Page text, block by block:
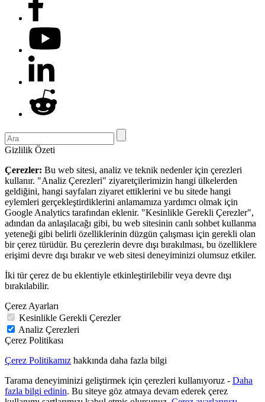
Gizlilik Özeti
Çerezler: Bu web sitesi, analiz ve teknik nedenler için çerezleri
kullanır. "Analiz Çerezleri" ziyaretçilerimizin hangi ülkelerden
geldiğini, hangi sayfaları ziyaret ettiklerini ve bu sitede hangi
eylemleri gerçekleştirdiklerini anlamamıza yardımcı olmak için
Google Analytics tarafından eklenir. "Kesinlikle Gerekli Çerezler",
adından da anlaşılacağı gibi, bu web sitesinin canlı sohbet kullanma
yeteneği gibi belirli özelliklerinin düzgün çalışması için gerekli olan
bir çerez türüdür. Bu çerezlerin devre dışı bırakılması, bu özelliklere
erişimi devre dışı bırakır ve web sitesi deneyiminizi olumsuz etkiler.
İki tür çerez de bu eklentiyle etkinleştirilebilir veya devre dışı
bırakılabilir.
Çerez Ayarları
Kesinlikle Gerekli Çerezler
Analiz Çerezleri
Çerez Politikası
Çerez Politikamız hakkında daha fazla bilgi
Tarama deneyiminizi geliştirmek için çerezleri kullanıyoruz - Daha
fazla bilgi edinin. Bu siteye göz atmaya devam ederek çerez